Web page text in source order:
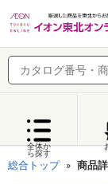
全体か
ら探す
総合トップ 商品